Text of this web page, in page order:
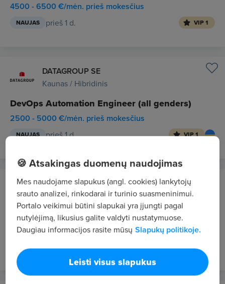
4500 - 6500 €/mėn. prieš mokesčius
NAUJAS prieš 1 d. VIP 1
DATAGROUP SE
Kaunas / Hibridinis
DevOps Automation Engineer (all genders)
2500 - 5000 €/mėn. prieš mokesčius
NAUJAS prieš 1 d. VIP 1
Apdailos Džiazas
Vilnius
Statybos darbų vadovas
2000 - 3000 €/mėn. "į rankas"
NAUJAS prieš 1 d. VIP 1
🍪 Atsakingas duomenų naudojimas
Mes naudojame slapukus (angl. cookies) lankytojų
srauto analizei, rinkodarai ir turinio suasmeninimui.
Portalo veikimui būtini slapukai yra įjungti pagal
nutylėjimą, likusius galite valdyti nustatymuose.
Daugiau informacijos rasite mūsų Slapukų politikoje.
Leisti visus slapukus